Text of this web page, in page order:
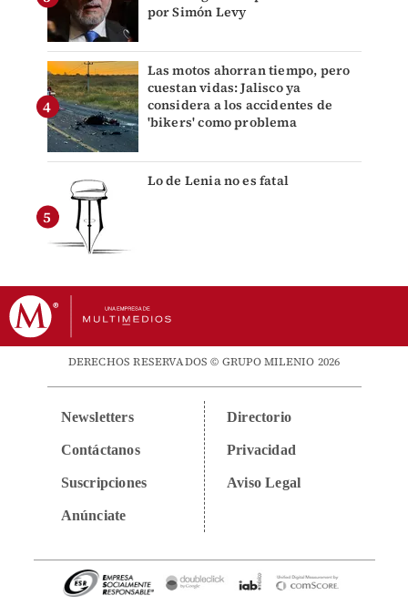
por Simón Levy
Las motos ahorran tiempo, pero
cuestan vidas: Jalisco ya
considera a los accidentes de
'bikers' como problema
Lo de Lenia no es fatal
DERECHOS RESERVADOS © GRUPO MILENIO 2026
Newsletters
Contáctanos
Suscripciones
Anúnciate
Directorio
Privacidad
Aviso Legal